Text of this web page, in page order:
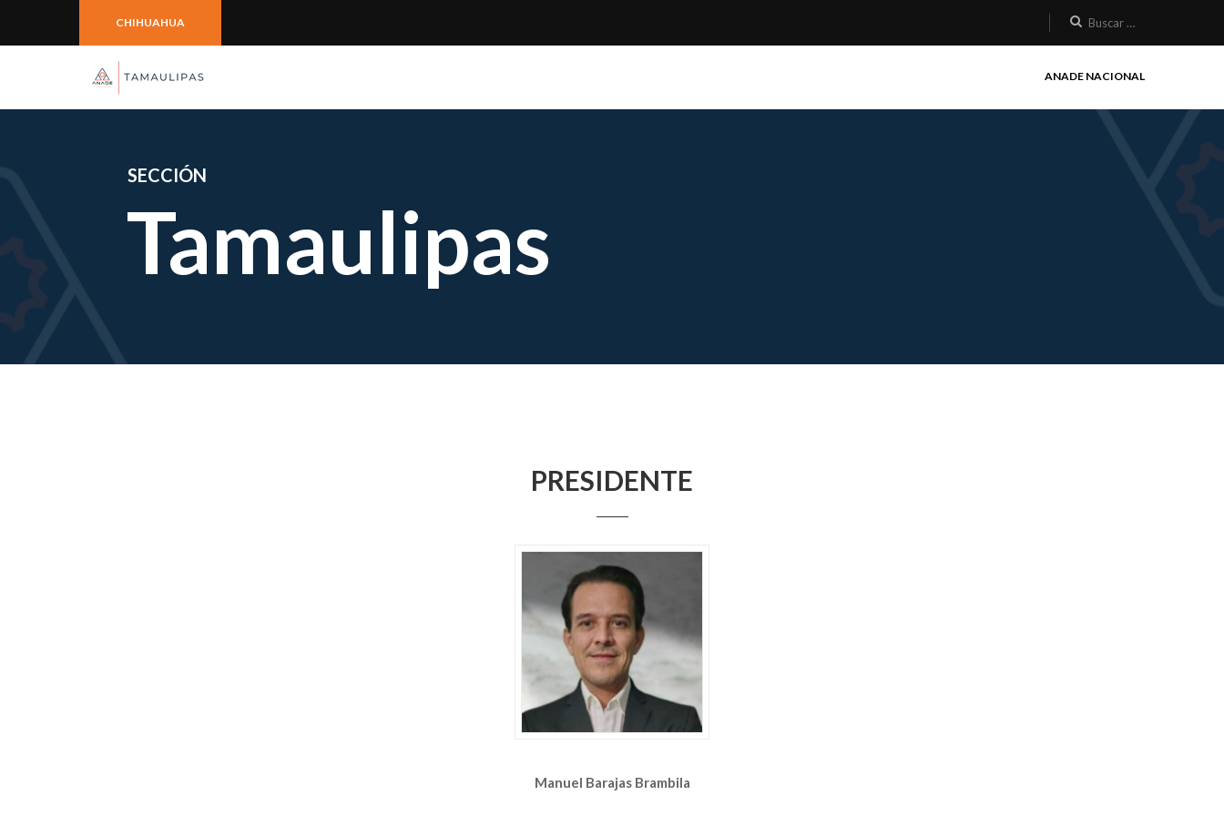
CHIHUAHUA
ANADE NACIONAL
PRESIDENTE
Manuel Barajas Brambila